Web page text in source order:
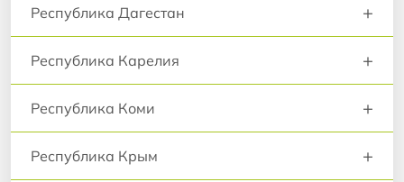
Республика Дагестан +
Республика Карелия +
Республика Коми +
Республика Крым +